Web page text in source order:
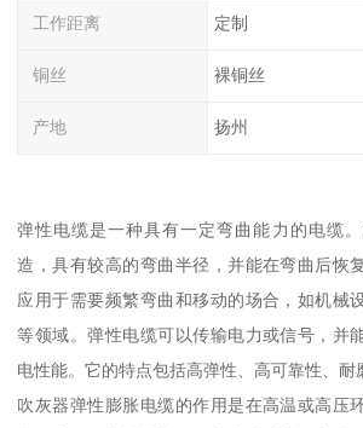
工作距离 定制
铜丝 裸铜丝
产地 扬州
弹性电缆是一种具有一定弯曲能力的电缆
造，具有较高的弯曲半径，并能在弯曲后恢
应用于需要频繁弯曲和移动的场合，如机械
等领域。弹性电缆可以传输电力或信号，并
电性能。它的特点包括高弹性、高可靠性、耐
吹灰器弹性膨胀电缆的作用是在高温或高压